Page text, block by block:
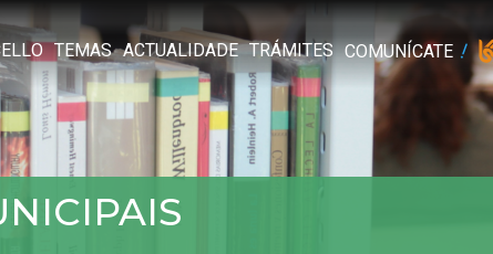
TEMAS ACTUALIDADE TRÁMITES COMUNÍCATE